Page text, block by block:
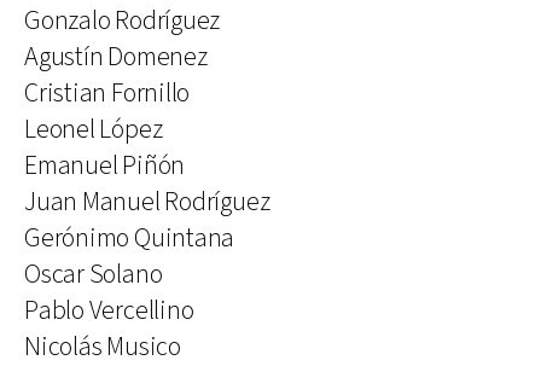
Gonzalo Rodríguez
Agustín Domenez
Cristian Fornillo
Leonel López
Emanuel Piñón
Juan Manuel Rodríguez
Gerónimo Quintana
Oscar Solano
Pablo Vercellino
Nicolás Musico